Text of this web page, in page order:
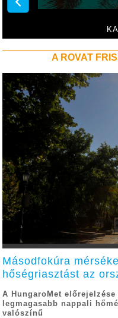
A ROVAT
Másodfokúra
hőségriasztást az
A HungaroMet
legmagasabb nappali
valószínű